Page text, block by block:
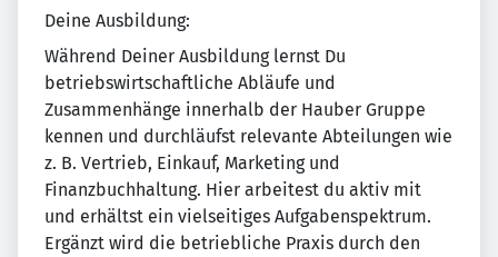
Deine Ausbildung:
Während Deiner Ausbildung lernst Du
betriebswirtschaftliche Abläufe und
Zusammenhänge innerhalb der Hauber Gruppe
kennen und durchläufst relevante Abteilungen wie
z. B. Vertrieb, Einkauf, Marketing und
Finanzbuchhaltung. Hier arbeitest du aktiv mit
und erhältst ein vielseitiges Aufgabenspektrum.
Ergänzt wird die betriebliche Praxis durch den